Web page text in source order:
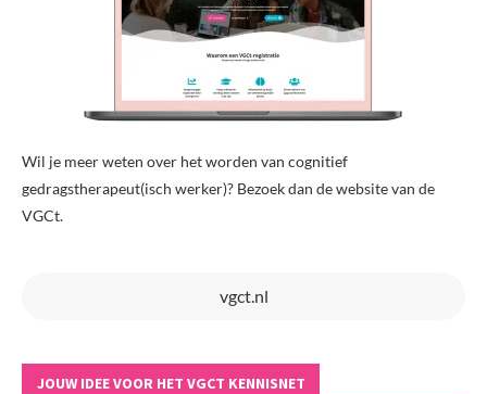
Wil je meer weten over het worden van cognitief
gedragstherapeut(isch werker)? Bezoek dan de website van de
VGCt.
vgct.nl
JOUW IDEE VOOR HET VGCT KENNISNET